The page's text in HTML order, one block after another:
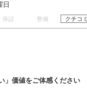
保証 整備 クチコミ
」価値をご体感ください